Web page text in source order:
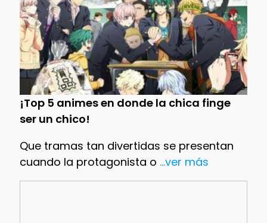
¡Top 5 animes en donde la chica finge
ser un chico!
Que tramas tan divertidas se presentan
cuando la protagonista o ...ver más